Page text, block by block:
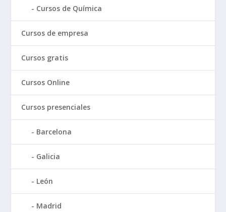
Cursos de Química
Cursos de empresa
Cursos gratis
Cursos Online
Cursos presenciales
Barcelona
Galicia
León
Madrid